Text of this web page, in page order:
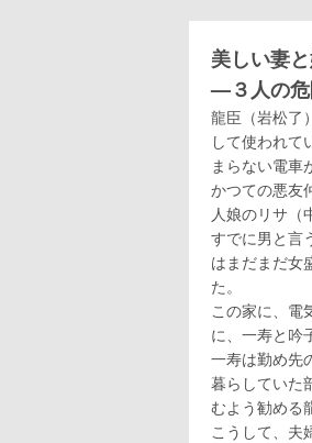
美しい妻
—３人の
龍臣（岩松了
して使われて
まらない電車
かつての悪友
人娘のリサ（
すでに男と言
はまだまだ女
た。
この家に、電
に、一寿と吟
一寿は勤め先
暮らしていた
むよう勧める
こうして、夫